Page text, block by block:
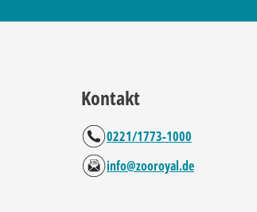
Kontakt
0221/1773-1000
info@zooroyal.de